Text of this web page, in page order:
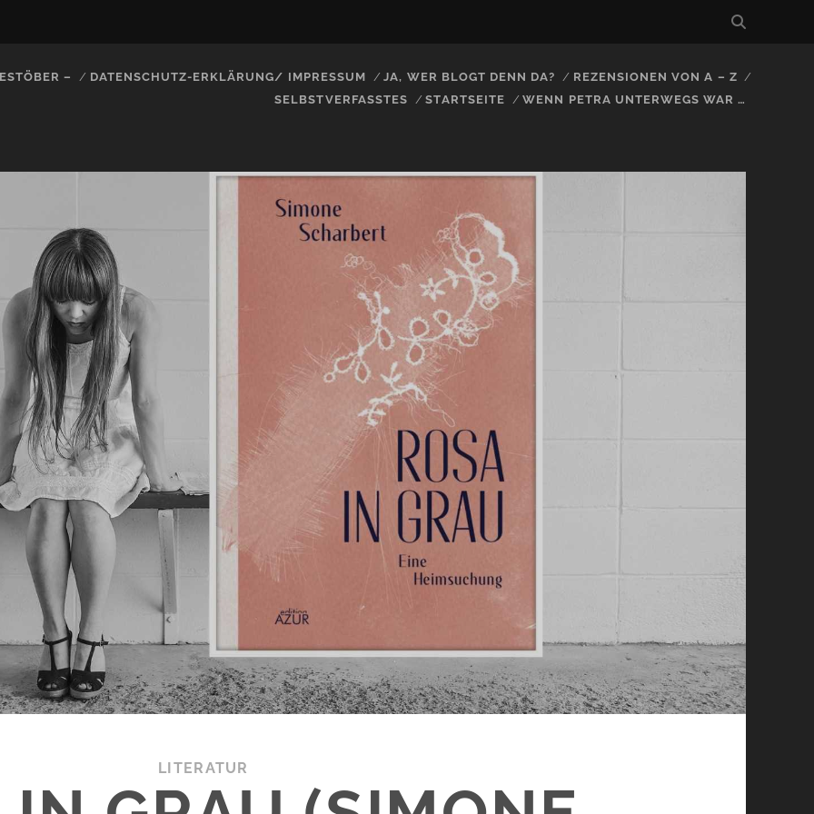
– DATENSCHUTZ-ERKLÄRUNG/ IMPRESSUM JA, WER BLOGT DENN DA?
REZENSIONEN VON A – Z
SELBSTVERFASSTES
STARTSEITE WENN PETRA UNTERWEGS WAR …
LITERATUR